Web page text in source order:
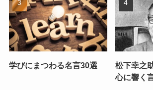
学びにまつわる名言30選
松下幸之
心に響く